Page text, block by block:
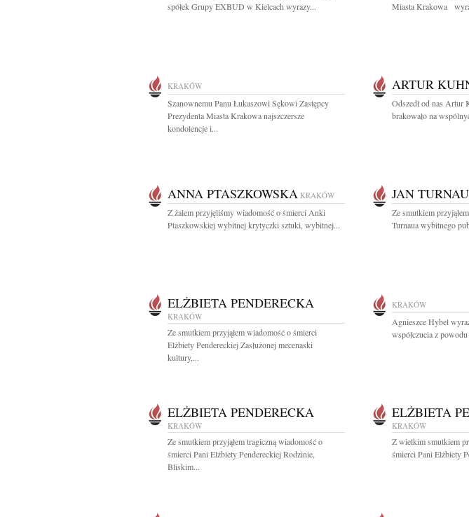
spółek Grupy EXBUD w Kielcach wyrazy...
Miasta Krakowa
KRAKÓW
Szanownemu Panu Łukaszowi Sękowi Zastępcy
Prezydenta Miasta Krakowa najszczersze
kondolencje i...
ARTUR
Odszedł od nas Artur
brakowało na
ANNA PTASZKOWSKA KRAKÓW
Z żalem przyjęliśmy wiadomość o śmierci Anki
Ptaszkowskiej wybitnej krytyczki sztuki, wybitnej...
JAN TURNAU
Ze smutkiem
Turnaua wybitnego
ELŻBIETA PENDERECKA
KRAKÓW
Ze smutkiem przyjąłem wiadomość o śmierci
Elżbiety Pendereckiej Zasłużonej mecenaski
kultury,...
KRAKÓW
Agnieszce Hybel
współczucia z
ELŻBIETA PENDERECKA
KRAKÓW
Ze smutkiem przyjąłem tragiczną wiadomość o
śmierci Pani Elżbiety Pendereckiej Rodzinie,
Bliskim...
ELŻBIETA
KRAKÓW
Z wielkim smutkiem
śmierci Pani Elżbiety